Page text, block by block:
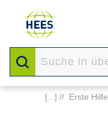
[...] // Erste Hilfe